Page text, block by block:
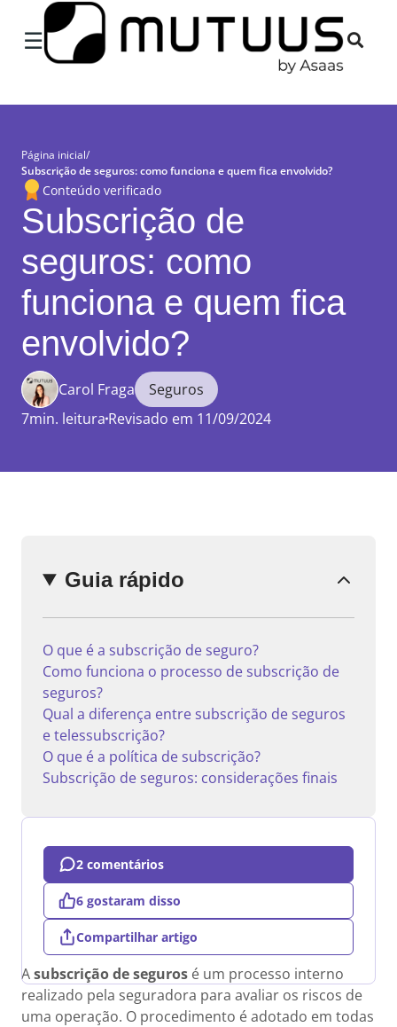
☰
Página inicial/
Subscrição de seguros: como funciona e quem fica envolvido?
Conteúdo verificado
Subscrição de
seguros: como
funciona e quem fica
envolvido?
Carol Fraga
Seguros
7min. leitura Revisado em 11/09/2024
Asubscrição de seguros é um processo interno
realizado pela seguradora para avaliar os riscos de
uma operação. O procedimento é adotado em todas
Guia rápido
O que é a subscrição de seguro?
Como funciona o processo de subscrição de
seguros?
Qual a diferença entre subscrição de seguros
e telessubscrição?
O que é a política de subscrição?
Subscrição de seguros: considerações finais
2 comentários
6 gostaram disso
Compartilhar artigo